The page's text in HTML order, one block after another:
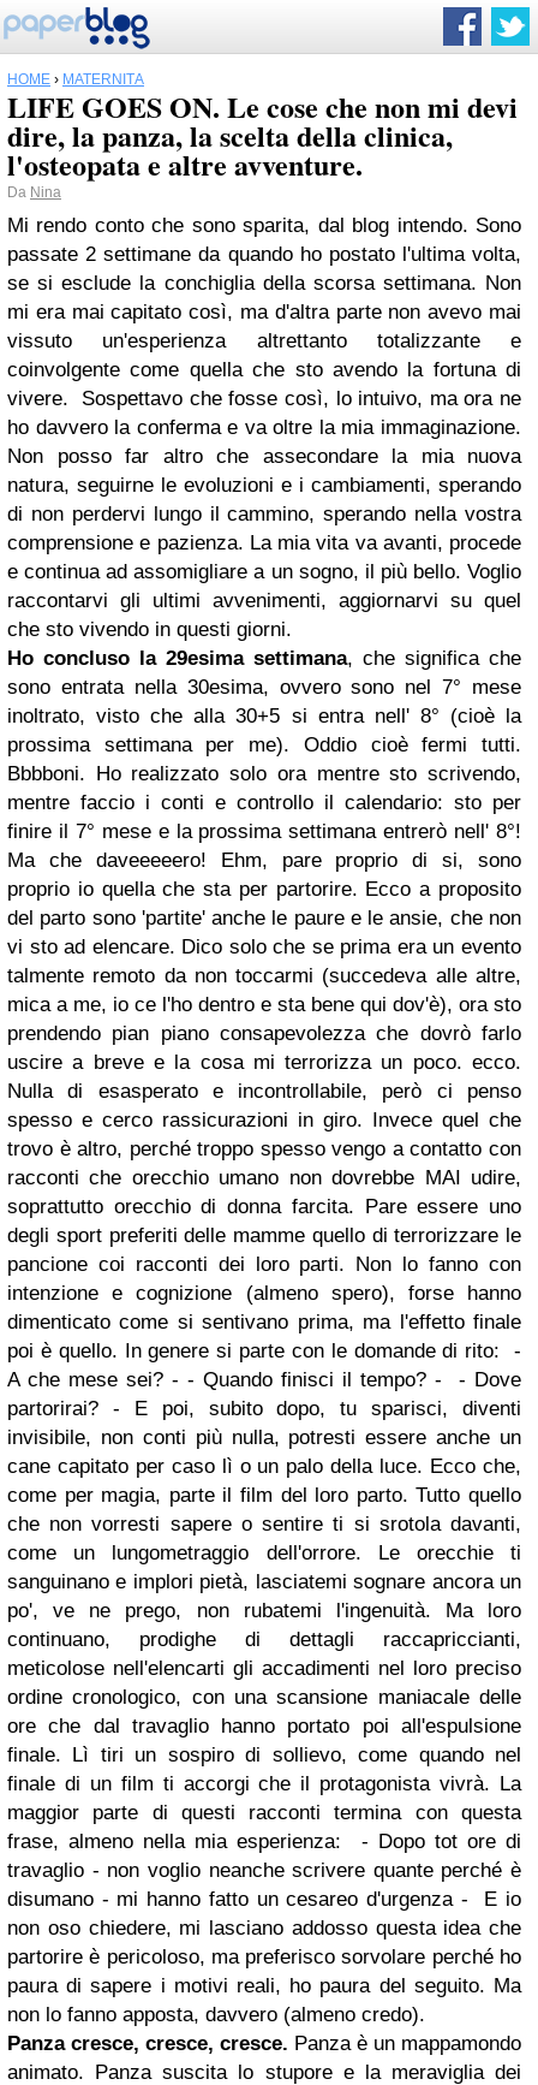
HOME › MATERNITÀ
LIFE GOES ON. Le cose che non mi devi
dire, la panza, la scelta della clinica,
l'osteopata e altre avventure.
Da Nina
Mi rendo conto che sono sparita, dal blog intendo. Sono
passate 2 settimane da quando ho postato l'ultima volta,
se si esclude la conchiglia della scorsa settimana. Non
mi era mai capitato così, ma d'altra parte non avevo mai
vissuto un'esperienza altrettanto totalizzante e
coinvolgente come quella che sto avendo la fortuna di
vivere. Sospettavo che fosse così, lo intuivo, ma ora ne
ho davvero la conferma e va oltre la mia immaginazione.
Non posso far altro che assecondare la mia nuova
natura, seguirne le evoluzioni e i cambiamenti, sperando
di non perdervi lungo il cammino, sperando nella vostra
comprensione e pazienza. La mia vita va avanti, procede
e continua ad assomigliare a un sogno, il più bello. Voglio
raccontarvi gli ultimi avvenimenti, aggiornarvi su quel
che sto vivendo in questi giorni.
Ho concluso la 29esima settimana, che significa che
sono entrata nella 30esima, ovvero sono nel 7° mese
inoltrato, visto che alla 30+5 si entra nell' 8° (cioè la
prossima settimana per me). Oddio cioè fermi tutti.
Bbbboni. Ho realizzato solo ora mentre sto scrivendo,
mentre faccio i conti e controllo il calendario: sto per
finire il 7° mese e la prossima settimana entrerò nell' 8°!
Ma che daveeeeero! Ehm, pare proprio di si, sono
proprio io quella che sta per partorire. Ecco a proposito
del parto sono 'partite' anche le paure e le ansie, che non
vi sto ad elencare. Dico solo che se prima era un evento
talmente remoto da non toccarmi (succedeva alle altre,
mica a me, io ce l'ho dentro e sta bene qui dov'è), ora sto
prendendo pian piano consapevolezza che dovrò farlo
uscire a breve e la cosa mi terrorizza un poco. ecco.
Nulla di esasperato e incontrollabile, però ci penso
spesso e cerco rassicurazioni in giro. Invece quel che
trovo è altro, perché troppo spesso vengo a contatto con
racconti che orecchio umano non dovrebbe MAI udire,
soprattutto orecchio di donna farcita. Pare essere uno
degli sport preferiti delle mamme quello di terrorizzare le
pancione coi racconti dei loro parti. Non lo fanno con
intenzione e cognizione (almeno spero), forse hanno
dimenticato come si sentivano prima, ma l'effetto finale
poi è quello. In genere si parte con le domande di rito: -
A che mese sei? - - Quando finisci il tempo? - - Dove
partorirai? - E poi, subito dopo, tu sparisci, diventi
invisibile, non conti più nulla, potresti essere anche un
cane capitato per caso lì o un palo della luce. Ecco che,
come per magia, parte il film del loro parto. Tutto quello
che non vorresti sapere o sentire ti si srotola davanti,
come un lungometraggio dell'orrore. Le orecchie ti
sanguinano e implori pietà, lasciatemi sognare ancora un
po', ve ne prego, non rubatemi l'ingenuità. Ma loro
continuano, prodighe di dettagli raccapriccianti,
meticolose nell'elencarti gli accadimenti nel loro preciso
ordine cronologico, con una scansione maniacale delle
ore che dal travaglio hanno portato poi all'espulsione
finale. Lì tiri un sospiro di sollievo, come quando nel
finale di un film ti accorgi che il protagonista vivrà. La
maggior parte di questi racconti termina con questa
frase, almeno nella mia esperienza: - Dopo tot ore di
travaglio - non voglio neanche scrivere quante perché è
disumano - mi hanno fatto un cesareo d'urgenza - E io
non oso chiedere, mi lasciano addosso questa idea che
partorire è pericoloso, ma preferisco sorvolare perché ho
paura di sapere i motivi reali, ho paura del seguito. Ma
non lo fanno apposta, davvero (almeno credo).
Panza cresce, cresce, cresce. Panza è un mappamondo
animato. Panza suscita lo stupore e la meraviglia dei